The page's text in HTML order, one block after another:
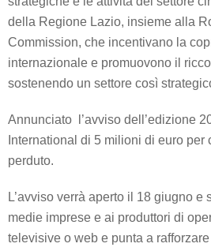
della Regione Lazio, insieme alla
Commission, che incentivano la
internazionale e promuovono il
sostenendo un settore così
Annunciato l’avviso dell’edizione
International di 5 milioni di euro per
perduto.
L’avviso verrà aperto il 18 giugno
medie imprese e ai produttori di
televisive o web e punta a